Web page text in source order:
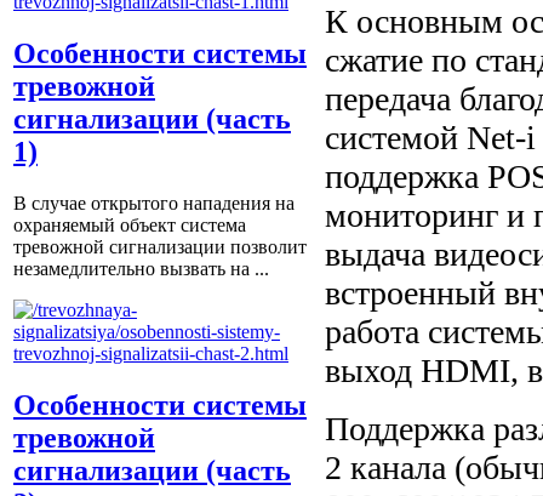
Особенности системы
тревожной
сигнализации (часть
1)
В случае открытого нападения на
охраняемый объект система
тревожной сигнализации позволит
незамедлительно вызвать на ...
Особенности системы
тревожной
сигнализации (часть
К основным
сжатие по
передача
системой Net-
поддержка
мониторинг и
выдача
встроенный
работа
выход HDMI,
Поддержка
2 канала